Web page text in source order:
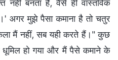
नहीं बनता है, वैसे ही वास्तविक
अगर मुझे पैसा कमाना है तो चतुर
मैं नहीं, सब यही करते हैं।" कुछ
धूमिल हो गया और मैं पैसे कमाने के